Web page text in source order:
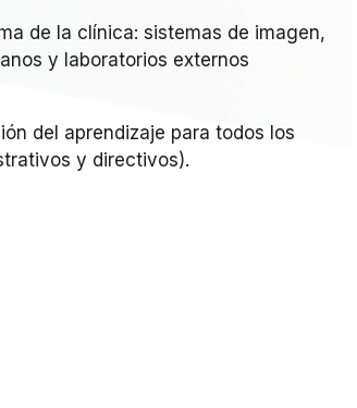
de la clínica: sistemas de imagen,
y laboratorios externos
del aprendizaje para todos los
y directivos).